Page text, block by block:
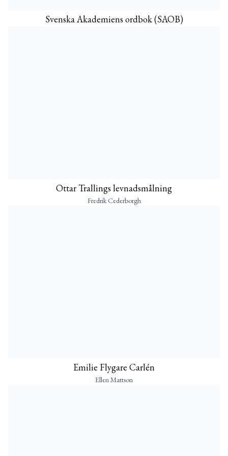
Svenska Akademiens ordbok (SAOB)
Ottar Trallings levnadsmålning
Fredrik Cederborgh
Emilie Flygare Carlén
Ellen Mattson